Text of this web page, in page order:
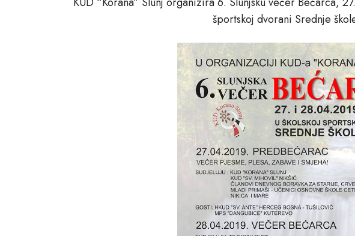
športskoj dvorani Srednje